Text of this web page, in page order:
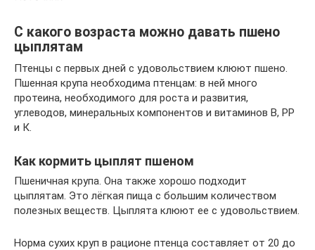
С какого возраста можно давать пшено
цыплятам
Птенцы с первых дней с удовольствием клюют пшено.
Пшенная крупа необходима птенцам: в ней много
протеина, необходимого для роста и развития,
углеводов, минеральных компонентов и витаминов B, PP
и К.
Как кормить цыплят пшеном
Пшеничная крупа. Она также хорошо подходит
цыплятам. Это лёгкая пища с большим количеством
полезных веществ. Цыплята клюют ее с удовольствием.
Норма сухих круп в рационе птенца составляет от 20 до